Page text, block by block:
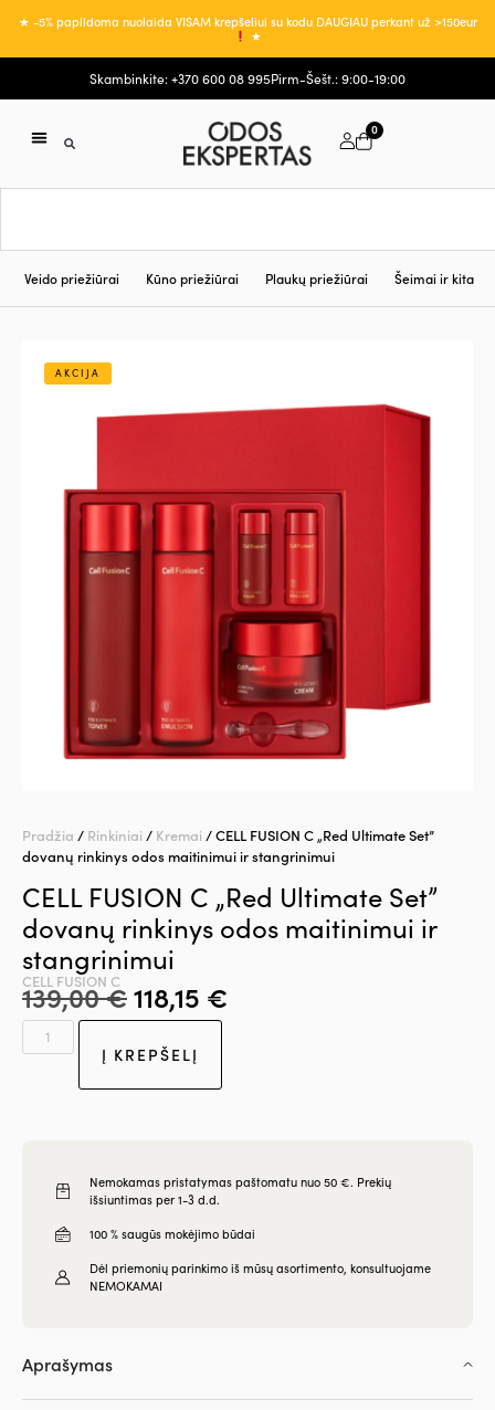
★ -5% papildoma nuolaida VISAM krepšeliui su kodu DAUGIAU perkant už >150eur
★
Skambinkite: +370 600 08 995Pirm-Šešt.: 9:00-19:00
0
Veido priežiūrai Kūno priežiūrai Plaukų priežiūrai Šeimai ir kita
AKCIJA
Pradžia / Rinkiniai / Kremai / CELL FUSION C „Red Ultimate Set”
dovanų rinkinys odos maitinimui ir stangrinimui
CELL FUSION C „Red Ultimate Set”
dovanų rinkinys odos maitinimui ir
stangrinimui
CELL FUSION C
139,00€118,15 €
Į KREPŠELĮ
Nemokamas pristatymas paštomatu nuo 50 €. Prekių
išsiuntimas per 1-3 d.d.
100 % saugūs mokėjimo būdai
Dėl priemonių parinkimo iš mūsų asortimento, konsultuojame
NEMOKAMAI
Aprašymas